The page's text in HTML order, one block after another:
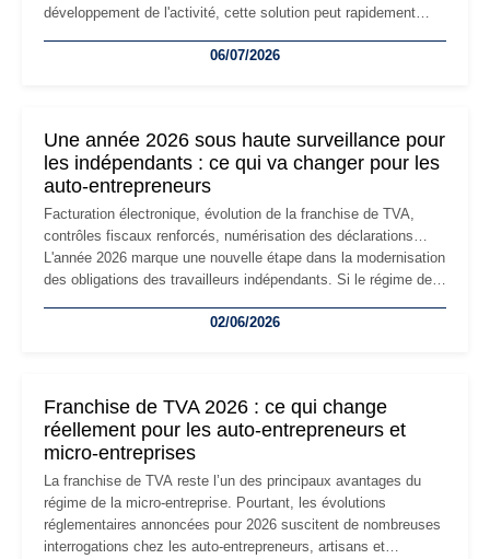
développement de l'activité, cette solution peut rapidement
professionnels, recrutement, image de marque… Le
06/07/2026
Une année 2026 sous haute surveillance pour
les indépendants : ce qui va changer pour les
auto-entrepreneurs
Facturation électronique, évolution de la franchise de TVA,
contrôles fiscaux renforcés, numérisation des déclarations…
L'année 2026 marque une nouvelle étape dans la modernisation
des obligations des travailleurs indépendants. Si le régime de
les auto-entrepreneurs devront s'adapter à un environnement
02/06/2026
Franchise de TVA 2026 : ce qui change
réellement pour les auto-entrepreneurs et
micro-entreprises
La franchise de TVA reste l’un des principaux avantages du
régime de la micro-entreprise. Pourtant, les évolutions
réglementaires annoncées pour 2026 suscitent de nombreuses
interrogations chez les auto-entrepreneurs, artisans et